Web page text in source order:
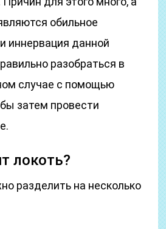
обильное
иннервация данной
разобраться в
случае с помощью
затем провести
локоть?
разделить на несколько